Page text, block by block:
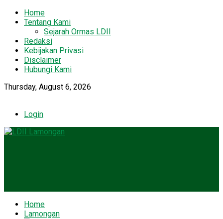
Home
Tentang Kami
Sejarah Ormas LDII
Redaksi
Kebijakan Privasi
Disclaimer
Hubungi Kami
Thursday, August 6, 2026
Login
Home
Lamongan